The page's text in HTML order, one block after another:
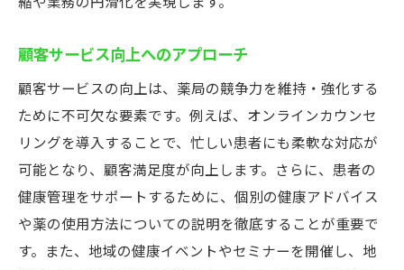
顧客サービス向上へのアプローチ
顧客サービスの向上は、薬局の競争力を維持・強化する
ために不可欠な要素です。例えば、オンラインカウンセ
リングを導入することで、忙しい患者にも柔軟な対応が
可能となり、顧客満足度が向上します。さらに、患者の
健康管理をサポートするために、個別の健康アドバイス
や薬の使用方法についての説明を徹底することが重要で
す。また、地域の健康イベントやセミナーを開催し、地